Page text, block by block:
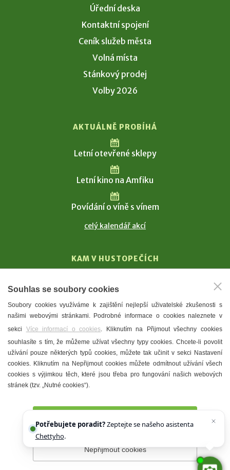
Úřední deska
Kontaktní spojení
Ceník služeb města
Volná místa
Stánkový prodej
Volby 2026
AKTUÁLNĚ PROBÍHÁ
Letní otevřené sklepy
Letní kino na Amfiku
Povídání o víně s vínem
celý kalendář akcí
KAM V HUSTOPEČÍCH
T. G. Masaryk
Mandloně
Ubytování
Restaurace
Městské muzeum a galerie
Denní meníčka
Prohlášení o přístupnosti Správce webu
Souhlas se soubory cookies
Soubory cookies využíváme k zajištění nejlepší uživatelské zkušenosti s
našimi webovými stránkami. Podrobné informace o cookies naleznete v
sekci Více informací o cookies. Kliknutím na Přijmout všechny cookies
souhlasíte s tím, že můžeme užívat všechny typy cookies. Chcete-li povolit
užívání pouze některých typů cookies, můžete tak učinit v sekci Nastavení
cookies. Kliknutím na Nepřijmout cookies můžete odmítnout užívání všech
cookies s výjimkou těch, které jsou třeba pro fungování našich webových
stránek (tzv. „Nutné cookies“).
Nepřijmout cookies
Potřebujete poradit?Zeptejte se našeho asistenta
Chettyho.